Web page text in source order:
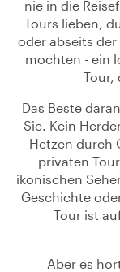
nie in die
Tours lieben,
oder abseits
mochten - ein
Tour,
Das Beste
Sie. Kein
Hetzen durch
privaten
ikonischen
Geschichte
Tour ist
Aber es